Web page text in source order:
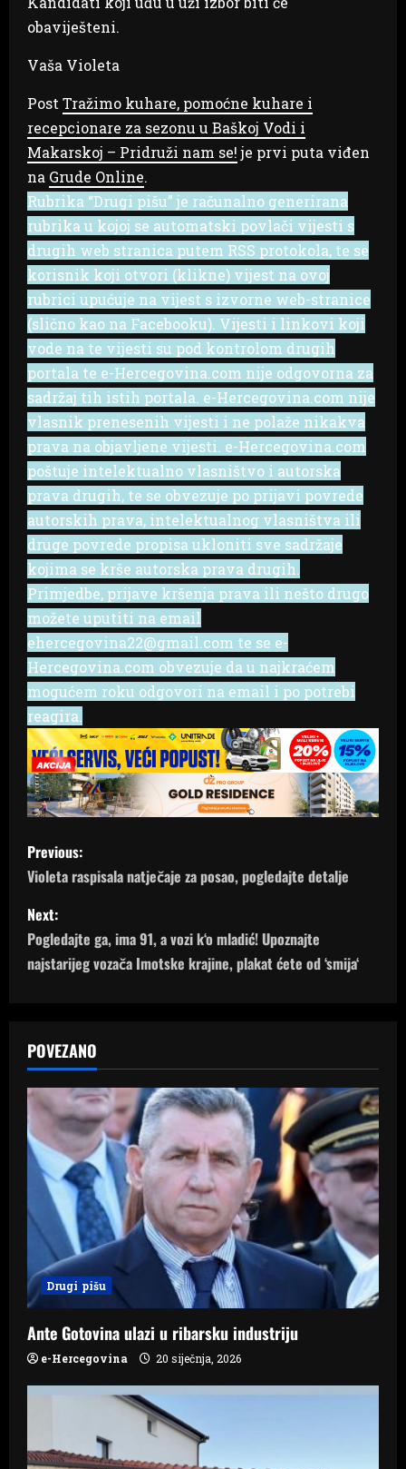
obaviješteni.
Vaša Violeta
Post Tražimo kuhare, pomoćne kuhare i
recepcionare za sezonu u Baškoj Vodi i
Makarskoj – Pridruži nam se!je prvi puta viđen
na Grude Online.
Rubrika “Drugi pišu” je računalno generirana
rubrika u kojoj se automatski povlači vijesti s
drugih web stranica putem RSS protokola, te se
korisnik koji otvori (klikne) vijest na ovoj
rubrici upućuje na vijest s izvorne web-stranice
(slično kao na Facebooku). Vijesti i linkovi koji
vode na te vijesti su pod kontrolom drugih
portala te e-Hercegovina.com nije odgovorna za
sadržaj tih istih portala. e-Hercegovina.com nije
vlasnik prenesenih vijesti i ne polaže nikakva
prava na objavljene vijesti. e-Hercegovina.com
poštuje intelektualno vlasništvo i autorska
prava drugih, te se obvezuje po prijavi povrede
autorskih prava, intelektualnog vlasništva ili
druge povrede propisa ukloniti sve sadržaje
kojima se krše autorska prava drugih.
Primjedbe, prijave kršenja prava ili nešto drugo
možete uputiti na email
ehercegovina22@gmail.com te se e-
Hercegovina.com obvezuje da u najkraćem
mogućem roku odgovori na email i po potrebi
reagira.
P
o
s
t
a
v
i
g
t
i
o
n
Previous:
Violeta raspisala natječaje za posao, pogledajte detalje
Next:
Pogledajte ga, ima 91, a vozi k‘o mladić! Upoznajte
najstarijeg vozača Imotske krajine, plakat ćete od ‘smija‘
POVEZANO
Drugi pišu
Ante Gotovina ulazi u ribarsku industriju
e-Hercegovina 20 siječnja, 2026